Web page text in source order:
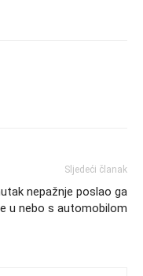
Sljedeći članak
nepažnje poslao ga
u nebo s automobilom